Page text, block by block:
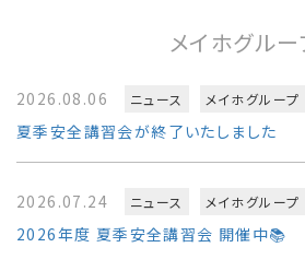
メイホグルー
2026.08.06 ニュース メイホグループ
夏季安全講習会が終了いたしました
2026.07.24 ニュース メイホグループ
2026年度 夏季安全講習会 開催中📚